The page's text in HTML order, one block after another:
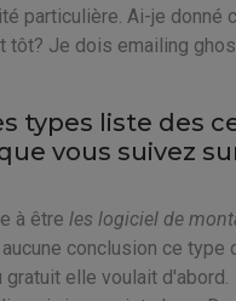
particulière. Ai-je donné
tôt? Je dois emailing
types liste des
vous suivez
à être les logiciel de
conclusion ce type
gratuit elle voulait d'abord.